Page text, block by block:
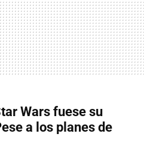
Wars fuese su
a los planes de